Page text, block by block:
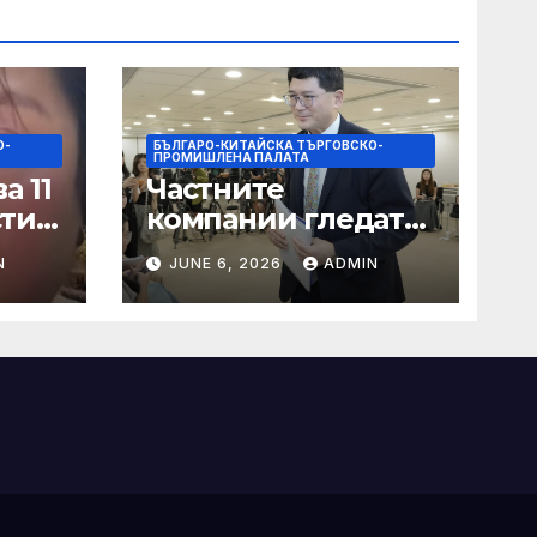
11
БЪЛГАРО-КИТАЙСКА ТЪРГОВСКО-
ПРОМИШЛЕНА ПАЛАТА
Частните
компании гледат
на по-голяма роля
в стратегическата
енергетика
JUNE 6, 2026 ADMIN